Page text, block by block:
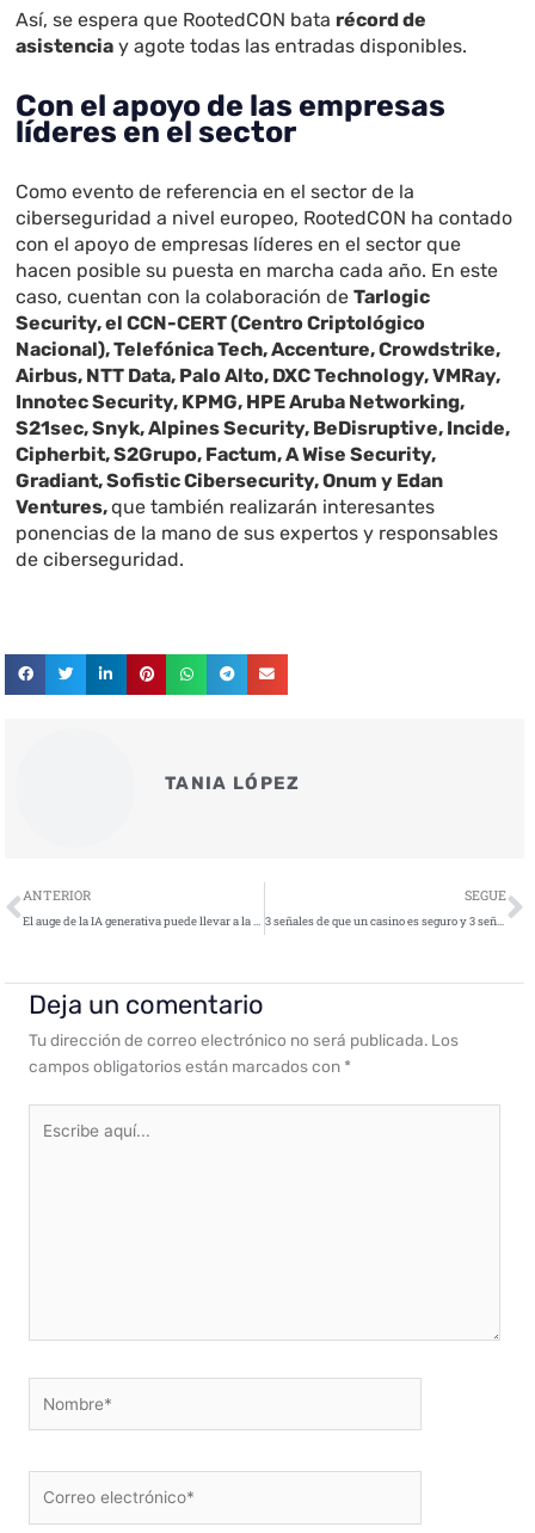
Así, se espera que RootedCON bata récord de
asistencia y agote todas las entradas disponibles.
Con el apoyo de las empresas
líderes en el sector
Como evento de referencia en el sector de la
ciberseguridad a nivel europeo, RootedCON ha contado
con el apoyo de empresas líderes en el sector que
hacen posible su puesta en marcha cada año. En este
caso, cuentan con la colaboración deTarlogic
Security, el CCN-CERT (Centro Criptológico
Nacional), Telefónica Tech, Accenture, Crowdstrike,
Airbus, NTT Data, Palo Alto, DXC Technology, VMRay,
Innotec Security, KPMG, HPE Aruba Networking,
S21sec, Snyk, Alpines Security, BeDisruptive, Incide,
Cipherbit, S2Grupo, Factum, A Wise Security,
Gradiant, Sofistic Cibersecurity, Onum y Edan
Ventures,que también realizarán interesantes
ponencias de la mano de sus expertos y responsables
de ciberseguridad.
TANIA LÓPEZ
Ant
ANTERIOR
El auge de la IA generativa puede llevar a la automatización del cibercrimen
SEGUE
3 señales de que un casino es seguro y 3 señales de que no lo es
Deja un comentario
Tu dirección de correo electrónico no será publicada. Los
campos obligatorios están marcados con *
aquí...
electrónico*